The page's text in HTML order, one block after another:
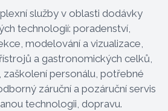
služby v oblasti dodávky
technologií: poradenství,
modelování a vizualizace,
a gastronomických celků,
personálu, potřebné
záruční a pozáruční servis
technologii, dopravu.